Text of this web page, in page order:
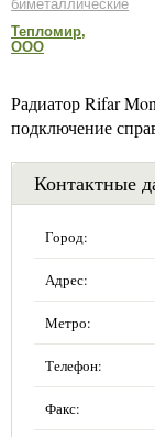
биметаллические
Тепломир,
ООО
Радиатор Rifar
подключение
Контактные
Город:
Адрес:
Метро:
Телефон:
Факс: